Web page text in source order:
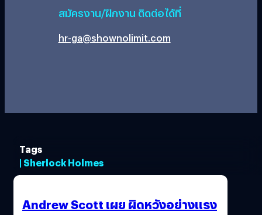
สมัครงาน/ฝึกงาน ติดต่อได้ที่
hr-ga@shownolimit.com
Tags
| Sherlock Holmes
Andrew Scott เผย ผิดหวังอย่างแรง